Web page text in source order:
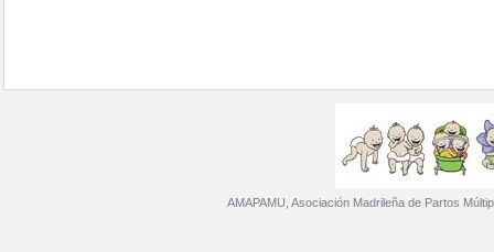
AMAPAMU, Asociación Madrileña de Partos